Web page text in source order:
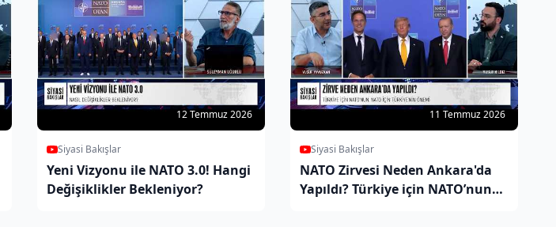
12 Temmuz 2026
Siyasi Bakışlar
Yeni Vizyonu ile NATO 3.0! Hangi
Değişiklikler Bekleniyor?
11 Temmuz 2026
Siyasi Bakışlar
NATO Zirvesi Neden Ankara'da
Yapıldı? Türkiye için NATO’nun